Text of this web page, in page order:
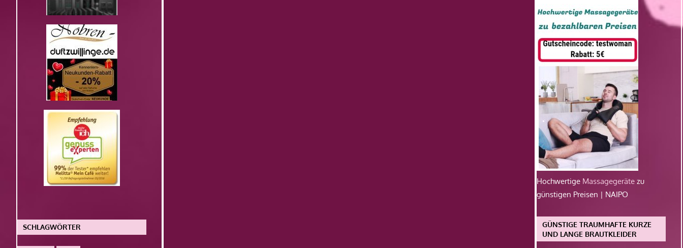
SCHLAGWÖRTER
Hochwertige Massagegeräte zu
günstigen Preisen | NAIPO
GÜNSTIGE TRAUMHAFTE KURZE
UND LANGE BRAUTKLEIDER